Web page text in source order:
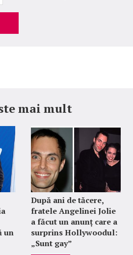
mai mult
un
După ani de tăcere,
fratele Angelinei Jolie
a făcut un anunț care a
surprins Hollywoodul:
„Sunt gay”